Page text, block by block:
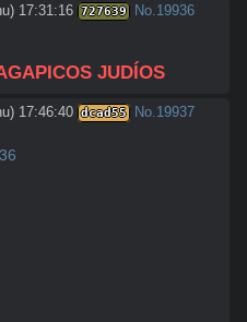
17:31:16 727639 No. 19936
JUDÍOS
17:46:40 dcad55 No. 19937